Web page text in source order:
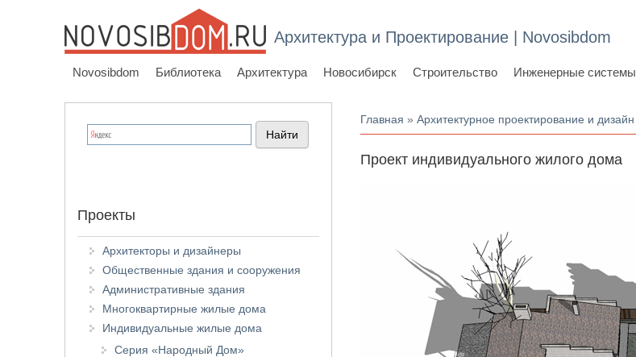
Архитектура и Проектирование | Novosibdom
Novosibdom Библиотека Архитектура Новосибирск Строительство Инженерные системы
Вы здесь
Главная »Архитектурное проектирование и дизайн
Проект индивидуального жилого дома
Проекты
Архитекторы и дизайнеры
Общественные здания и сооружения
Административные здания
Многоквартирные жилые дома
Индивидуальные жилые дома
Серия «Народный Дом»